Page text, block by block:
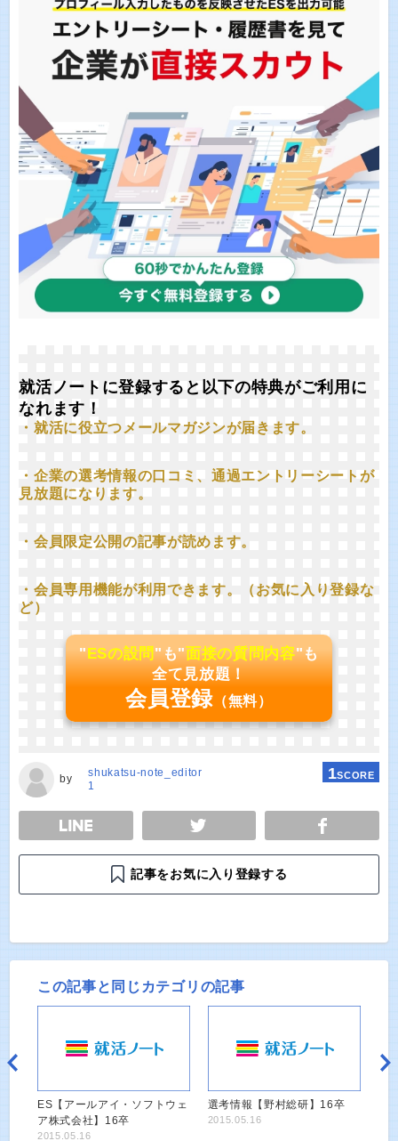
就活ノートに登録すると以下の特典がご利用に
なれます！
・就活に役立つメールマガジンが届きます。
・企業の選考情報の口コミ、通過エントリーシートが
見放題になります。
・会員限定公開の記事が読めます。
・会員専用機能が利用できます。（お気に入り登録な
ど）
"ESの設問"も"面接の質問内容"も
全て見放題！
会員登録 （無料）
by
shukatsu-note_editor
1
1SCORE
TWEET
記事をお気に入り登録する
この記事と同じカテゴリの記事
ES【アールアイ・ソフトウェ
ア株式会社】16卒
2015.05.16
選考情報【野村総研】16卒
2015.05.16